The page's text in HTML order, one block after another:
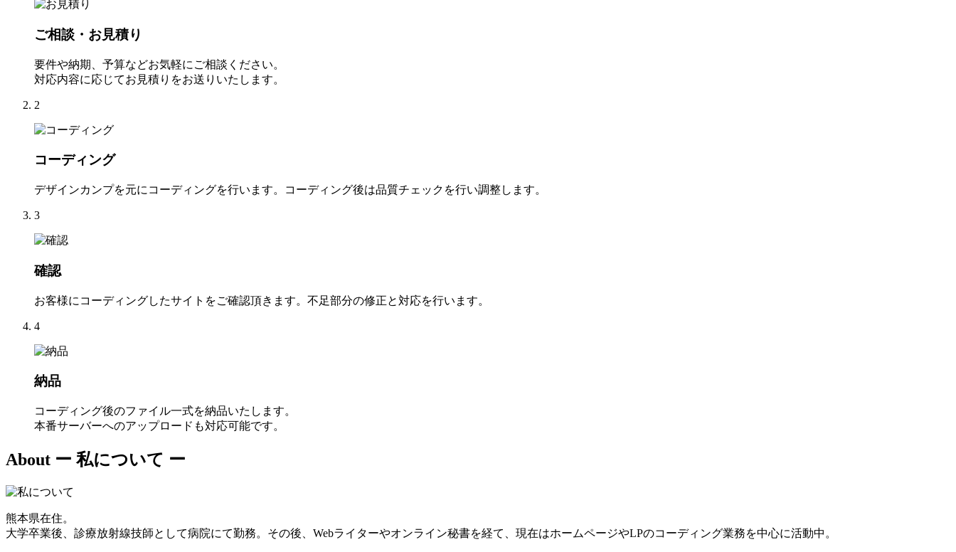
ご相談・お見積り
要件や納期、予算などお気軽にご相談ください。
対応内容に応じてお見積りをお送りいたします。
2
コーディング
デザインカンプを元にコーディングを行います。コーディング後は品質チェックを行い調整します。
3
確認
お客様にコーディングしたサイトをご確認頂きます。不足部分の修正と対応を行います。
4
納品
コーディング後のファイル一式を納品いたします。
本番サーバーへのアップロードも対応可能です。
About ー 私について ー
熊本県在住。
大学卒業後、診療放射線技師として病院にて勤務。その後、Webライターやオンライン秘書を経て、現在はホームページやLPのコーディング業務を中心に活動中。